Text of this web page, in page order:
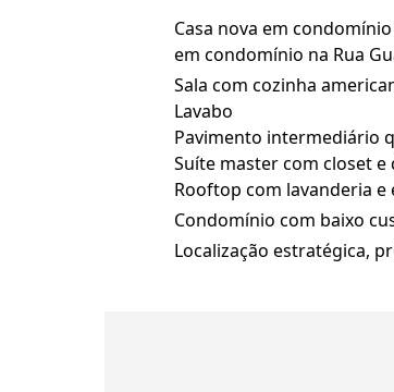
Casa nova em
em condomínio na Rua
Sala com cozinha
Lavabo
Pavimento intermediário
Suíte master com closet e
Rooftop com lavanderia
Condomínio com baixo
Localização estratégica,